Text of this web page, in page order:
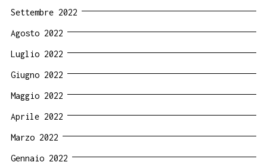
Settembre 2022
Agosto 2022
Luglio 2022
Giugno 2022
Maggio 2022
Aprile 2022
Marzo 2022
Gennaio 2022